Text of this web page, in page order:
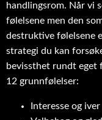
handlingsrom. Når vi
følelsene men den
destruktive følelsene
strategi du kan
bevissthet rundt eget
12 grunnfølelser:
Interesse og iver